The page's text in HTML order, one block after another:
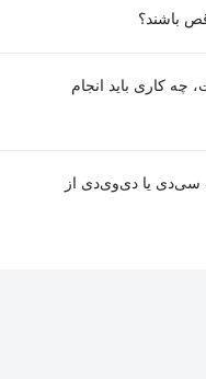
باشند؟
چه کاری باید انجام
سی‌دی یا دی‌وی‌دی از